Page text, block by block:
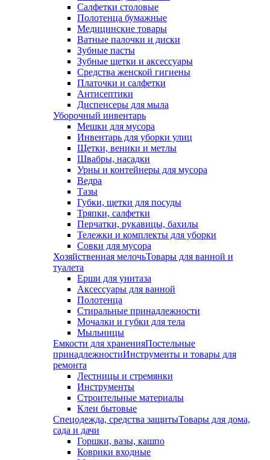
Салфетки столовые
Полотенца бумажные
Медицинские товары
Ватные палочки и диски
Зубные пасты
Зубные щетки и аксессуары
Средства женской гигиены
Платочки и салфетки
Антисептики
Диспенсеры для мыла
Уборочный инвентарь
Мешки для мусора
Инвентарь для уборки улиц
Щетки, веники и метлы
Швабры, насадки
Урны и контейнеры для мусора
Ведра
Тазы
Губки, щетки для посуды
Тряпки, салфетки
Перчатки, рукавицы, бахилы
Тележки и комплекты для уборки
Совки для мусора
Хозяйственная мелочьТовары для ванной и
туалета
Ерши для унитаза
Аксессуары для ванной
Полотенца
Стиральные принадлежности
Мочалки и губки для тела
Мыльницы
Емкости для храненияПостельные
принадлежностиИнструменты и товары для
ремонта
Лестницы и стремянки
Инструменты
Строительные материалы
Клеи бытовые
Спецодежда, средства защитыТовары для дома,
сада и дачи
Горшки, вазы, кашпо
Коврики входные